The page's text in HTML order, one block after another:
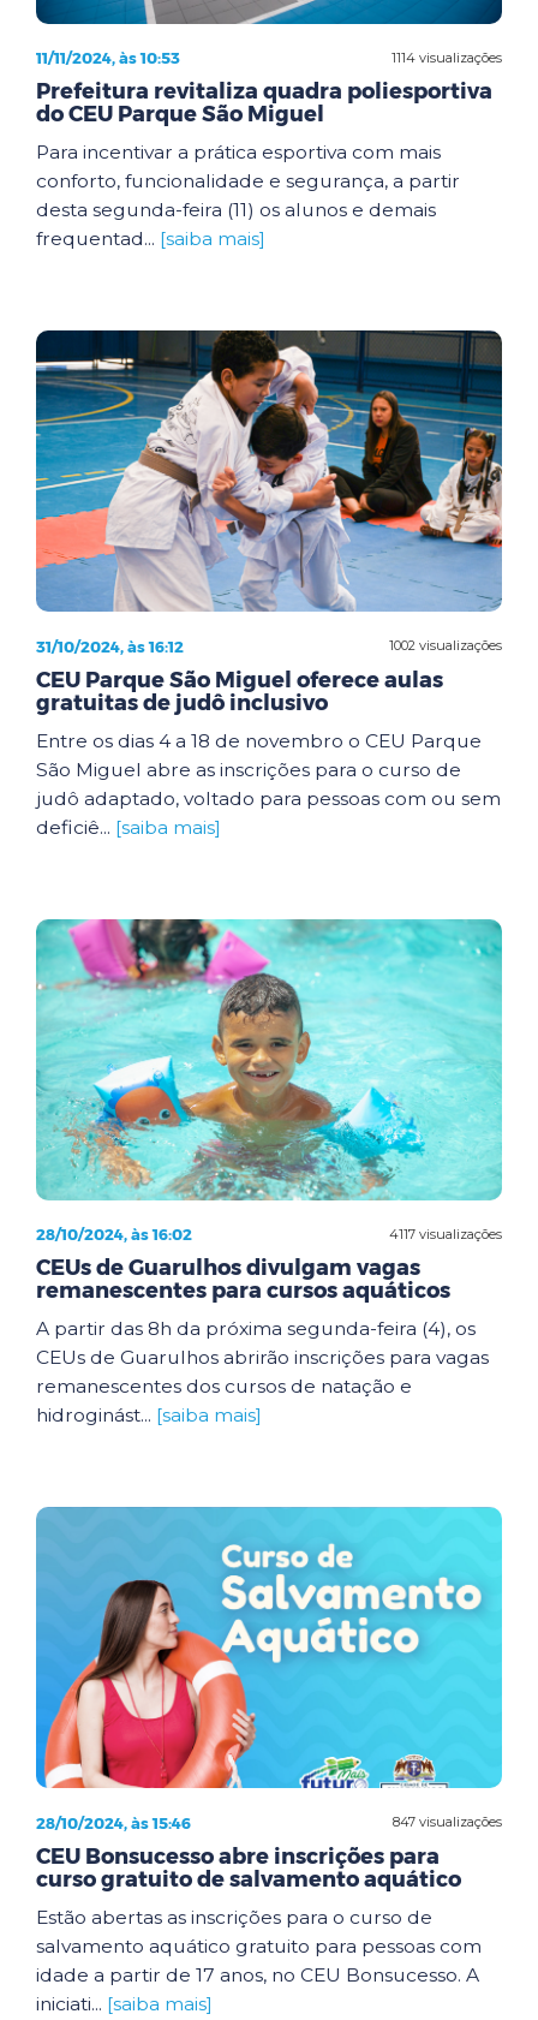
1114 visualizações
11/11/2024, às 10:53
Prefeitura revitaliza quadra poliesportiva
do CEU Parque São Miguel
Para incentivar a prática esportiva com mais
conforto, funcionalidade e segurança, a partir
desta segunda-feira (11) os alunos e demais
frequentad... [saiba mais]
1002 visualizações
31/10/2024, às 16:12
CEU Parque São Miguel oferece aulas
gratuitas de judô inclusivo
Entre os dias 4 a 18 de novembro o CEU Parque
São Miguel abre as inscrições para o curso de
judô adaptado, voltado para pessoas com ou sem
deficiê... [saiba mais]
4117 visualizações
28/10/2024, às 16:02
CEUs de Guarulhos divulgam vagas
remanescentes para cursos aquáticos
A partir das 8h da próxima segunda-feira (4), os
CEUs de Guarulhos abrirão inscrições para vagas
remanescentes dos cursos de natação e
hidroginást... [saiba mais]
847 visualizações
28/10/2024, às 15:46
CEU Bonsucesso abre inscrições para
curso gratuito de salvamento aquático
Estão abertas as inscrições para o curso de
salvamento aquático gratuito para pessoas com
idade a partir de 17 anos, no CEU Bonsucesso. A
iniciati... [saiba mais]